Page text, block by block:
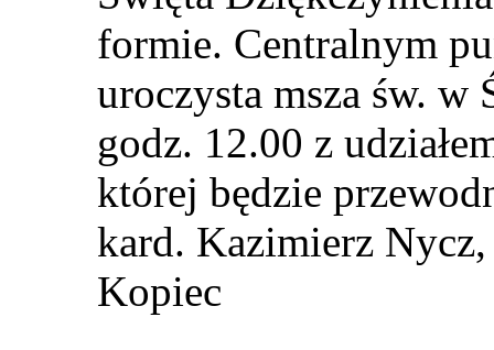
formie. Centralnym
uroczysta msza św.
godz. 12.00 z
której będzie
kard. Kazimierz
Kopiec